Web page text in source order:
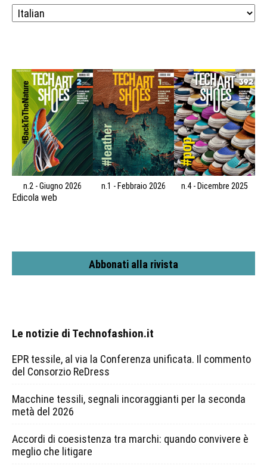
n.2 - Giugno 2026 n.1 - Febbraio 2026 n.4 - Dicembre 2025
Edicola web
Abbonati alla rivista
Le notizie di Technofashion.it
EPR tessile, al via la Conferenza unificata. Il commento
del Consorzio ReDress
Macchine tessili, segnali incoraggianti per la seconda
metà del 2026
Accordi di coesistenza tra marchi: quando convivere è
meglio che litigare